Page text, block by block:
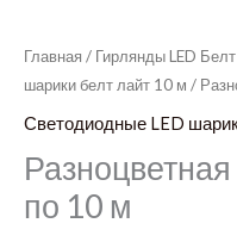
Главная / Гирлянды LED
шарики белт лайт 10 м /
Светодиодные LED
по 10 м